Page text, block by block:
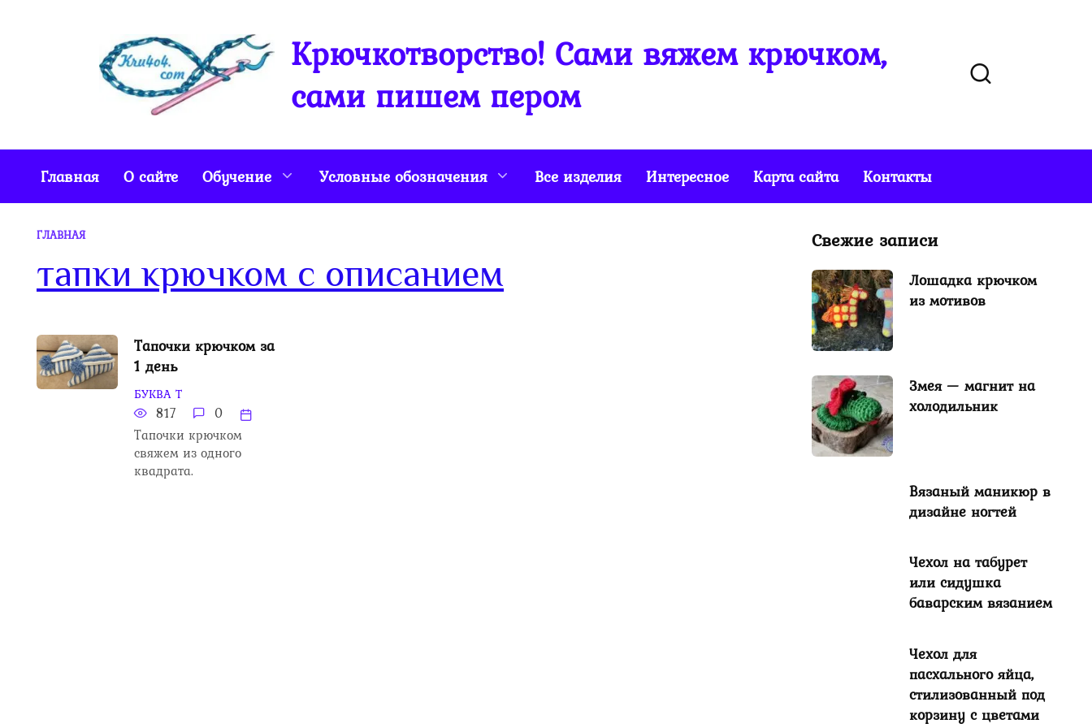
Крючкотворство! Сами вяжем крючком,
сами пишем пером
Главная О сайте Обучение Условные обозначения Все изделия Интересное Карта сайта Контакты
ГЛАВНАЯ
тапки крючком с описанием
Тапочки крючком за
1 день
БУКВА Т
817
0
Тапочки крючком
свяжем из одного
квадрата.
Свежие записи
Лошадка крючком
из мотивов
Змея — магнит на
холодильник
Вязаный маникюр в
дизайне ногтей
Чехол на табурет
или сидушка
баварским вязанием
Чехол для
пасхального яйца,
стилизованный под
корзину с цветами